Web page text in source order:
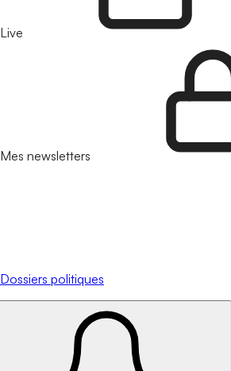
Live
Mes newsletters
Dossiers politiques